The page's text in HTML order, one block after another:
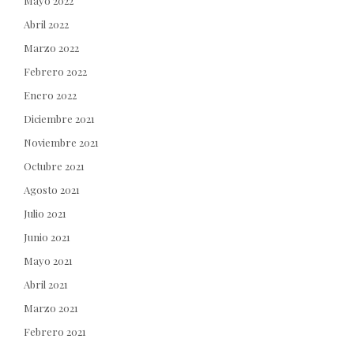
Abril 2022
Marzo 2022
Febrero 2022
Enero 2022
Diciembre 2021
Noviembre 2021
Octubre 2021
Agosto 2021
Julio 2021
Junio 2021
Mayo 2021
Abril 2021
Marzo 2021
Febrero 2021